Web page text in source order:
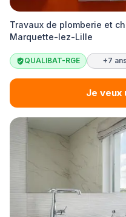
Travaux de plomberie et
Marquette-lez-Lille
QUALIBAT-RGE +7
Je veux